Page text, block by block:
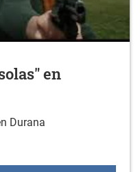
en
Durana